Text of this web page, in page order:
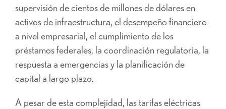
supervisión de cientos de millones de dólares en
activos de infraestructura, el desempeño financiero
a nivel empresarial, el cumplimiento de los
préstamos federales, la coordinación regulatoria, la
respuesta a emergencias y la planificación de
capital a largo plazo.
A pesar de esta complejidad, las tarifas eléctricas